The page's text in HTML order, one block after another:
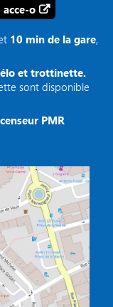
o
10 min de la gare,
et trottinette.
sont disponible
PMR